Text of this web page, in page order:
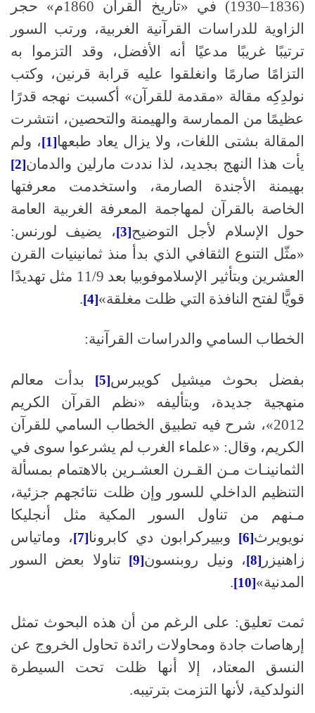
(1836–1930)
في «تاريخ القرآن
م» حجر
الزاوية للدراسات القرآنية الغربية، ورتب السور
ترتيبًا غريبًا مدعيًا أنه الأفضل، وقد التزموا به
التزامًا صارمًا وانغلقوا عليه قرابة قرنين، وكتب
نولدِكِه مقالة «مقدمة للقرآن» أكسبت نهجه قدرًا
عظيمًا من الممارسة والهيمنة والتحصين، انتشرت
المقالة بشتى اللغات، ولا يزال يعاد طبعها[1]
، ولم
يأت هذا النهج بجديد، لذا نددت مارلين والدمان[2]
بهيمنة الأجندة الصارمة، واستخدمت معرفتها
الخاصة بالقرآن لمهاجمة المعرفة الغربية العامة
حول الإسلام لأجل التوضيح[3] ، يضيف لورنس:
«مثّل التنوع الثقافي الذي بدأ منذ ثمانينيات القرن
العشرين وبتأثير الإسلاموفوبيا بعد
مثل تهديدًا
قويًّا لفتح النافذة التي ظلت مغلقة»[4]
.
الخطاب السامي والدراسات القرآنية:
بفضل بحوث ميشيل كويبرس[5]
بدأت معالم
منهجية جديدة، وبتأليفه «نظم القرآن الكريم
2012»، شرح فيه تطبيق الخطاب السامي للقرآن
الكريم، وقال: «علماء الغرب لم يشرعوا سوى في
الثمانينـات مـن القـرن العشـرين بالاهتمام بمسألة
التنظيم الداخلي للسور وإن ظلت نتائجهم جزئية،
مـنهم من تناول السور المكية مثل أنجليكا
نويويرث[6] وبييركرابون دي كابرونا[7]
، وماتياس
زاهنيزر [8] ، ونيل روبنسون[9]
تناولا بعض السور
المدنية»[10]
.
ثمت تعليق: على الرغم من أن هذه البحوث تمثل
إرهاصات جادة ومحاولات رائدة تحاول الخروج عن
النسق المعتاد، إلا أنها ظلت تحت السيطرة
النولدكية، لأنها التزمت بترتيبه.